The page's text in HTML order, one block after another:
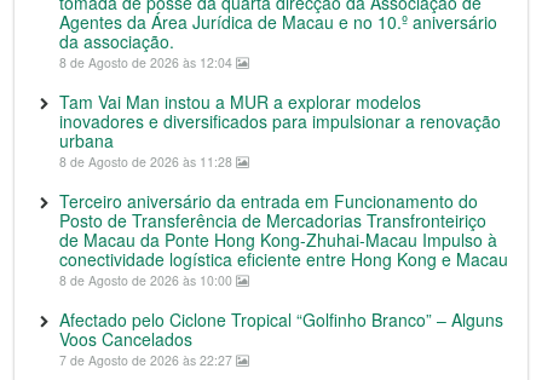
Agentes da Área Jurídica de Macau e no 10.º aniversário
da associação.
8 de Agosto de 2026 às 12:04
Tam Vai Man instou a MUR a explorar modelos
inovadores e diversificados para impulsionar a renovação
urbana
8 de Agosto de 2026 às 11:28
Terceiro aniversário da entrada em Funcionamento do
Posto de Transferência de Mercadorias Transfronteiriço
de Macau da Ponte Hong Kong-Zhuhai-Macau Impulso à
conectividade logística eficiente entre Hong Kong e Macau
8 de Agosto de 2026 às 10:00
Afectado pelo Ciclone Tropical “Golfinho Branco” – Alguns
Voos Cancelados
7 de Agosto de 2026 às 22:27